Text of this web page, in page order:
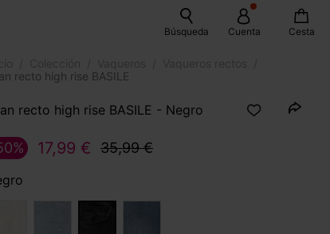
Búsqueda Cuenta Cesta
recto high rise BASILE
recto high rise BASILE - Negro
17,99 € 35,99 €